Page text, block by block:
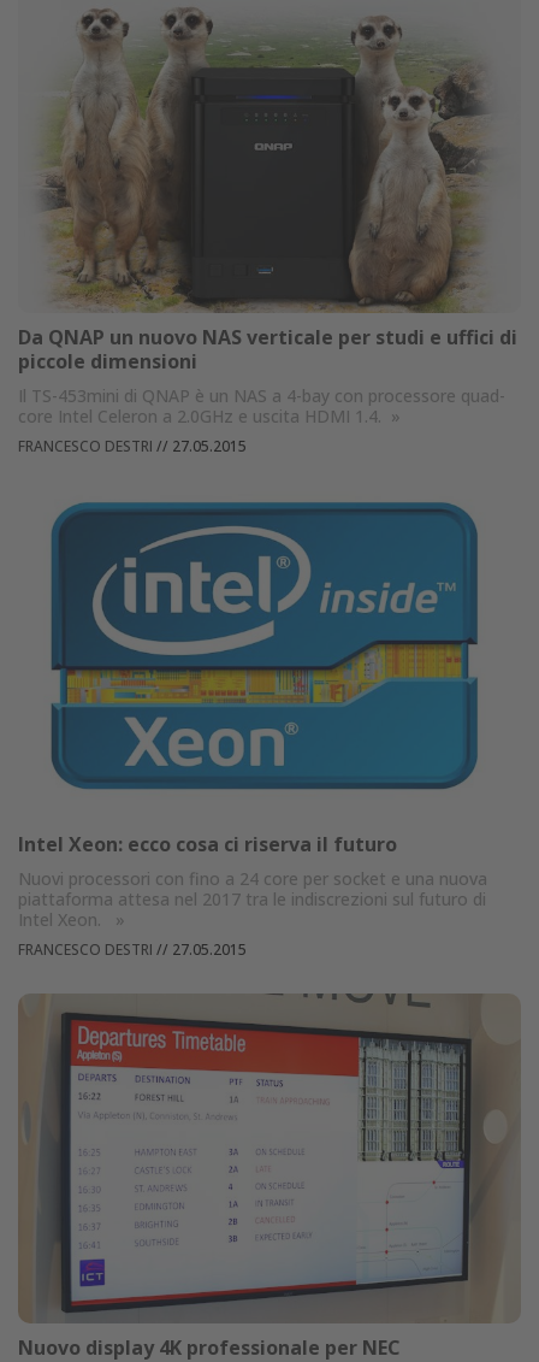
Da QNAP un nuovo NAS verticale per studi e uffici di
piccole dimensioni
Il TS-453mini di QNAP è un NAS a 4-bay con processore quad-
core Intel Celeron a 2.0GHz e uscita HDMI 1.4. »
FRANCESCO DESTRI // 27.05.2015
Intel Xeon: ecco cosa ci riserva il futuro
Nuovi processori con fino a 24 core per socket e una nuova
piattaforma attesa nel 2017 tra le indiscrezioni sul futuro di
Intel Xeon.
»
FRANCESCO DESTRI // 27.05.2015
Nuovo display 4K professionale per NEC